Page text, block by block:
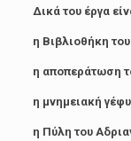
Δικά του έργα
η Βιβλιοθήκη
η αποπεράτωση
η μνημειακή
η Πύλη του